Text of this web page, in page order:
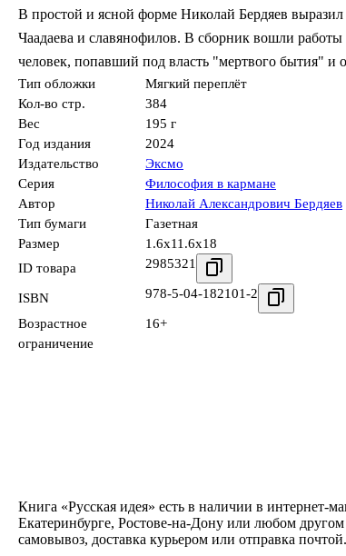
В простой и ясной форме Николай Бердяев
Чаадаева и славянофилов. В сборник вошли
человек, попавший под власть "мертвого бытия" и
Тип обложки
Мягкий переплёт
Кол-во стр.
384
Вес
195 г
Год издания
2024
Издательство
Эксмо
Серия
Философия в кармане
Автор
Николай Александрович Бердяев
Тип бумаги
Газетная
Размер
1.6x11.6x18
ID товара
2985321
ISBN 978-5-04-182101-2
Возрастное
ограничение
16+
Книга «Русская идея» есть в наличии в интернет-
Екатеринбурге, Ростове-на-Дону или любом
самовывоз, доставка курьером или отправка